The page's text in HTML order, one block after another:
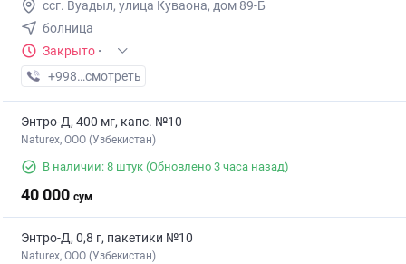
ссг. Вуадыл, улица Куваона, дом 89-Б
болница
Закрыто ·
+998 (99) XXX-XX-XX
смотреть
Энтро-Д, 400 мг, капс. №10
Naturex, OOO (Узбекистан)
В наличии: 8 штук (Обновлено 3 часа назад)
40 000 сум
Энтро-Д, 0,8 г, пакетики №10
Naturex, OOO (Узбекистан)